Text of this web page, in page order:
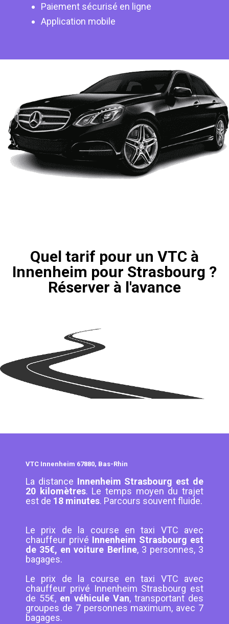
Paiement sécurisé en ligne
Application mobile
Quel tarif pour un VTC à
Innenheim pour Strasbourg ?
Réserver à l'avance
VTC Innenheim 67880, Bas-Rhin
La distance Innenheim Strasbourg est de
20 kilomètres. Le temps moyen du trajet
est de 18 minutes. Parcours souvent fluide.
Le prix de la course en taxi VTC avec
chauffeur privé Innenheim Strasbourg est
de 35€, en voiture Berline, 3 personnes, 3
bagages.
Le prix de la course en taxi VTC avec
chauffeur privé Innenheim Strasbourg est
de 55€, en véhicule Van, transportant des
groupes de 7 personnes maximum, avec 7
bagages.